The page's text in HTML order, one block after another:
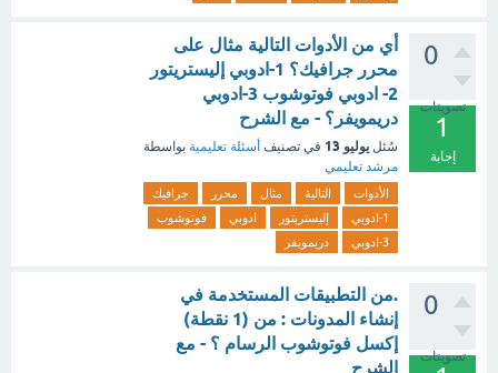
0
تصويتات
1
إجابة
أي من الأدوات التالية مثال على
محرر جرافيك؟ 1-ادوبي إليستريتور
2- ادوبي فوتوشوب 3-ادوبي
دريمويفر؟ - مع الشرح
سُئل يوليو 13 في تصنيف أسئلة تعليمية بواسطة
مرشد تعليمي
الأدوات التالية مثال محرر
جرافيك
1-ادوبي
إليستريتور ادوبي
فوتوشوب
3-ادوبي
دريمويفر
0
تصويتات
.من التطبيقات المستخدمة في
إنشاء المدونات : من (1 نقطة)
إكسل فوتوشوب الرسام ؟ - مع
الشرح